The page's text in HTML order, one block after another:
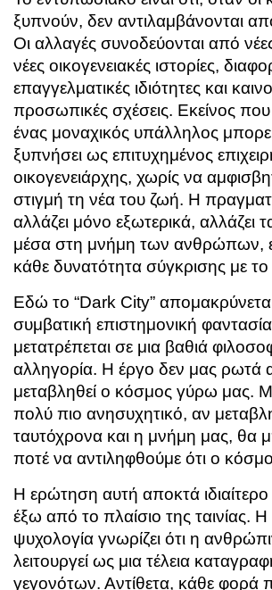
ξυπνούν, δεν αντιλαμβάνονται
Οι αλλαγές συνοδεύονται από
νέες οικογενειακές ιστορίες,
επαγγελματικές ιδιότητες και
προσωπικές σχέσεις. Εκείνος
ένας μοναχικός υπάλληλος
ξυπνήσει ως επιτυχημένος
οικογενειάρχης, χωρίς να
στιγμή τη νέα του ζωή. Η
αλλάζει μόνο εξωτερικά, αλλάζει
μέσα στη μνήμη των ανθρώπων,
κάθε δυνατότητα σύγκρισης με
Εδώ το “Dark City”
συμβατική επιστημονική φαντασία
μετατρέπεται σε μια βαθιά
αλληγορία. Η έργο δεν μας ρωτά
μεταβληθεί ο κόσμος γύρω μας.
πολύ πιο ανησυχητικό, αν
ταυτόχρονα και η μνήμη μας, θα
ποτέ να αντιληφθούμε ότι ο
Η ερώτηση αυτή αποκτά ιδιαίτερο
έξω από το πλαίσιο της ταινίας.
ψυχολογία γνωρίζει ότι η
λειτουργεί ως μια τέλεια
γεγονότων. Αντίθετα, κάθε φορά